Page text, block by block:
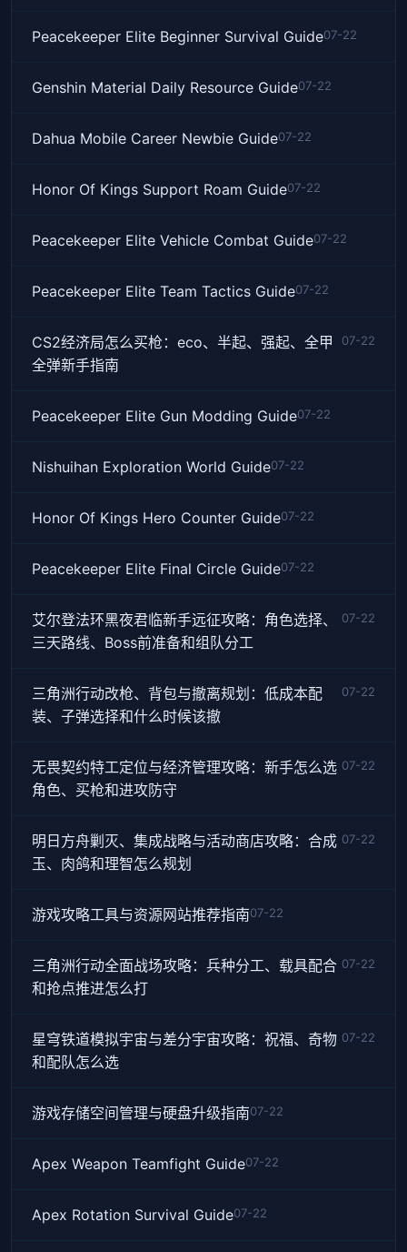
Peacekeeper Elite Beginner Survival Guide07-22
Genshin Material Daily Resource Guide07-22
Dahua Mobile Career Newbie Guide07-22
Honor Of Kings Support Roam Guide07-22
Peacekeeper Elite Vehicle Combat Guide07-22
Peacekeeper Elite Team Tactics Guide07-22
CS2经济局怎么买枪：eco、半起、强起、全甲
全弹新手指南
07-22
Peacekeeper Elite Gun Modding Guide07-22
Nishuihan Exploration World Guide07-22
Honor Of Kings Hero Counter Guide07-22
Peacekeeper Elite Final Circle Guide07-22
艾尔登法环黑夜君临新手远征攻略：角色选择、
三天路线、Boss前准备和组队分工
07-22
三角洲行动改枪、背包与撤离规划：低成本配
装、子弹选择和什么时候该撤
07-22
无畏契约特工定位与经济管理攻略：新手怎么选
角色、买枪和进攻防守
07-22
明日方舟剿灭、集成战略与活动商店攻略：合成
玉、肉鸽和理智怎么规划
07-22
游戏攻略工具与资源网站推荐指南07-22
三角洲行动全面战场攻略：兵种分工、载具配合
和抢点推进怎么打
07-22
星穹铁道模拟宇宙与差分宇宙攻略：祝福、奇物
和配队怎么选
07-22
游戏存储空间管理与硬盘升级指南07-22
Apex Weapon Teamfight Guide07-22
Apex Rotation Survival Guide07-22